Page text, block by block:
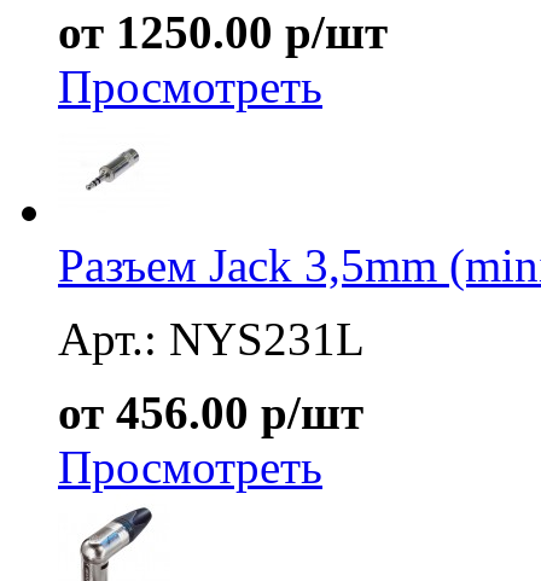
от 1250.00 р/шт
Просмотреть
Разъем Jack 3,5mm
Арт.: NYS231L
от 456.00 р/шт
Просмотреть